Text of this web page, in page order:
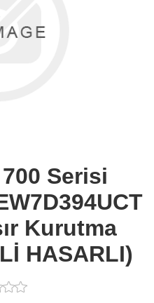
Serisi
Kurutma
HASARLI)